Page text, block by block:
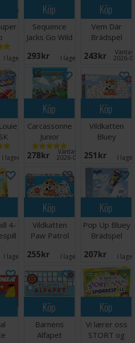
I lager: 6
Köp
Sequence
Jacks Go Wild
293 SEK I lager: 1
Köp
Vem Där
Brädspel
243 SEK 2026-
I lager: 14
Köp
Carcassonne
Junior
Brädspel -
Svensk
278 SEK Väntas in:
2026-09-30
Köp
Vildkatten
Bluey
251 SEK I
4-
I lager: 1
Köp
Vildkatten
Paw Patrol
255 SEK I lager: 5
Köp
Pop Up Bluey
Brädspel
207 SEK I
Köp
Barnens
Alfapet
Köp
Vi lærer oss
STORT og